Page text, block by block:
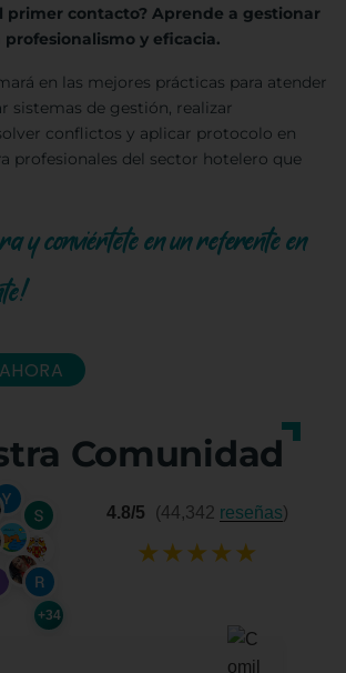
primer contacto? Aprende a gestionar
y eficacia.
en las mejores prácticas para atender
sistemas de gestión, realizar
conflictos y aplicar protocolo en
profesionales del sector hotelero que
y conviértete en un referente en
Comunidad
+34
4.8/5 (44,342 reseñas)
★★★★★